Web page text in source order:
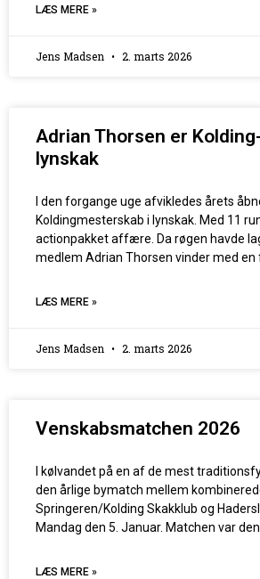
LÆS MERE »
Jens Madsen 2. marts 2026
Adrian Thorsen er
lynskak
I den forgange uge afvikledes årets
Koldingmesterskab i lynskak. Med 11
actionpakket affære. Da røgen havde
medlem Adrian Thorsen vinder med en
LÆS MERE »
Jens Madsen 2. marts 2026
Venskabsmatchen 2026
I kølvandet på en af de mest
den årlige bymatch mellem
Springeren/Kolding Skakklub og
Mandag den 5. Januar. Matchen var
LÆS MERE »